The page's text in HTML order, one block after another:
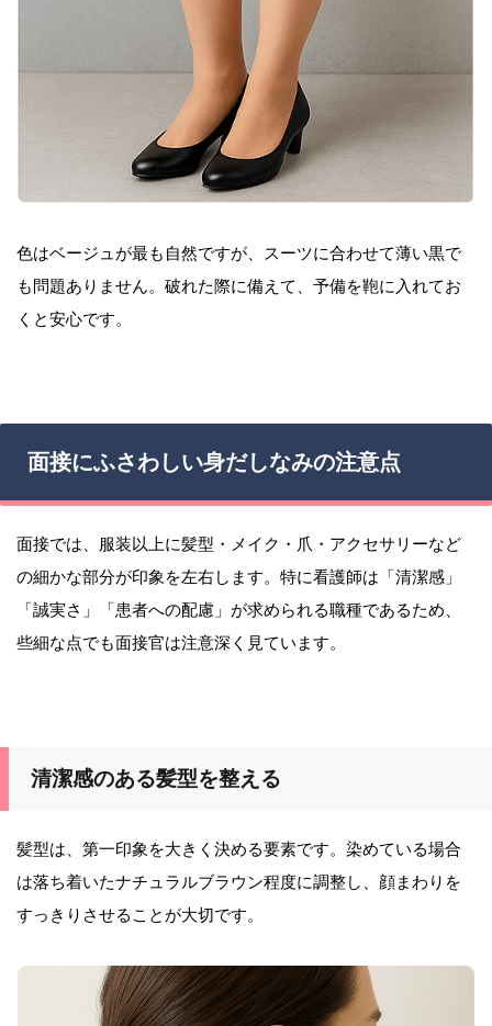
色はベージュが最も自然ですが、スーツに合わせて薄い黒で
も問題ありません。破れた際に備えて、予備を鞄に入れてお
くと安心です。
面接にふさわしい身だしなみの注意点
面接では、服装以上に髪型・メイク・爪・アクセサリーなど
の細かな部分が印象を左右します。特に看護師は「清潔感」
「誠実さ」「患者への配慮」が求められる職種であるため、
些細な点でも面接官は注意深く見ています。
清潔感のある髪型を整える
髪型は、第一印象を大きく決める要素です。染めている場合
は落ち着いたナチュラルブラウン程度に調整し、顔まわりを
すっきりさせることが大切です。